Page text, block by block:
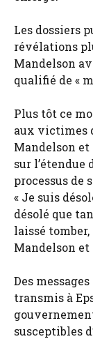
Les dossiers
révélations
Mandelson
qualifié de «
Plus tôt ce
aux victimes
Mandelson et
sur l’étendue
processus de
« Je suis
désolé que
laissé
Mandelson et
Des
transmis à
susceptibles